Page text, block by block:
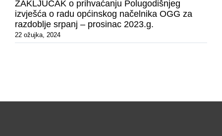
ZAKLJUČAK o prihvaćanju Polugodišnjeg
izvješća o radu općinskog načelnika OGG za
razdoblje srpanj – prosinac 2023.g.
22 ožujka, 2024